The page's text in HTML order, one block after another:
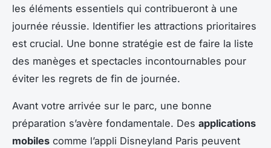
les éléments essentiels qui contribueront à une
journée réussie. Identifier les attractions prioritaires
est crucial. Une bonne stratégie est de faire la liste
des manèges et spectacles incontournables pour
éviter les regrets de fin de journée.
Avant votre arrivée sur le parc, une bonne
préparation s’avère fondamentale. Des applications
mobiles comme l’appli Disneyland Paris peuvent